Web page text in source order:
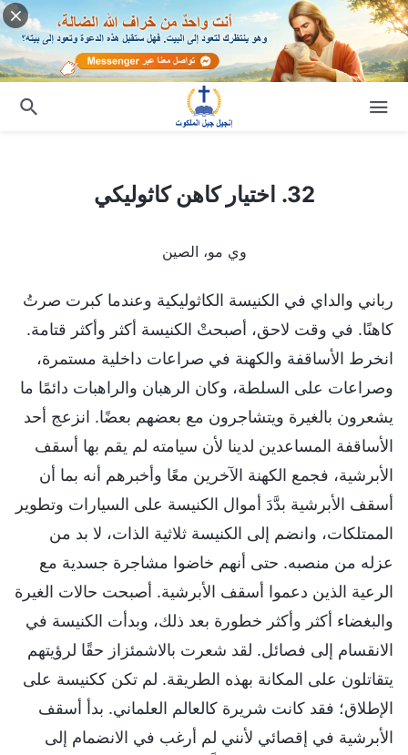
32. اختيار كاهن كاثوليكي
وي مو، الصين
رباني والداي في الكنيسة الكاثوليكية وعندما كبرت صرتُ
كاهنًا. في وقت لاحق، أصبحتْ الكنيسة أكثر وأكثر قتامة.
انخرط الأساقفة والكهنة في صراعات داخلية مستمرة،
وصراعات على السلطة، وكان الرهبان والراهبات دائمًا ما
يشعرون بالغيرة ويتشاجرون مع بعضهم بعضًا. انزعج أحد
الأساقفة المساعدين لدينا لأن سيامته لم يقم بها أسقف
الأبرشية، فجمع الكهنة الآخرين معًا وأخبرهم أنه بما أن
أسقف الأبرشية بدَّدَ أموال الكنيسة على السيارات وتطوير
الممتلكات، وانضم إلى الكنيسة ثلاثية الذات، لا بد من
عزله من منصبه. حتى أنهم خاضوا مشاجرة جسدية مع
الرعية الذين دعموا أسقف الأبرشية. أصبحت حالات الغيرة
والبغضاء أكثر وأكثر خطورة بعد ذلك، وبدأت الكنيسة في
الانقسام إلى فصائل. لقد شعرت بالاشمئزاز حقًا لرؤيتهم
يتقاتلون على المكانة بهذه الطريقة. لم تكن ككنيسة على
الإطلاق؛ فقد كانت شريرة كالعالم العلماني. بدأ أسقف
الأبرشية في إقصائي لأنني لم أرغب في الانضمام إلى